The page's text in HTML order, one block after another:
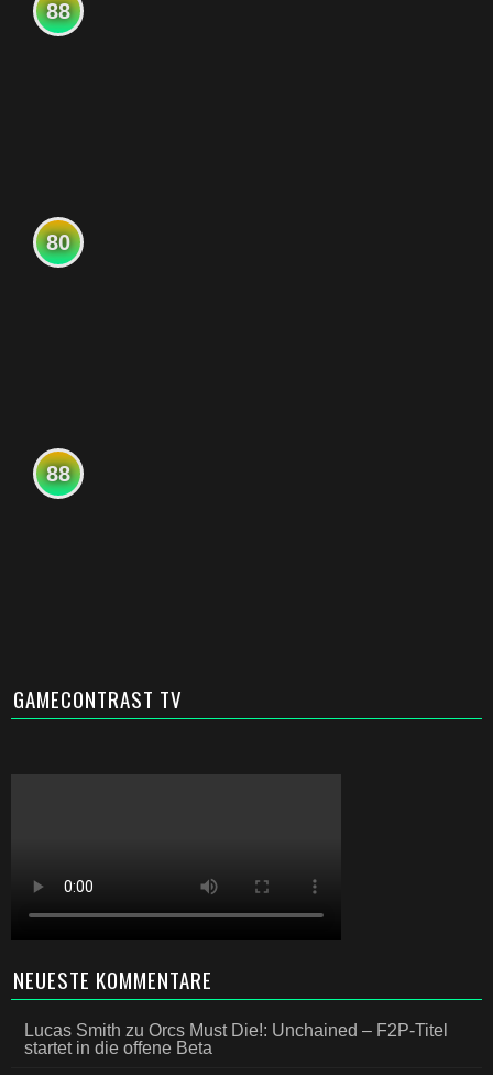
88
80
88
GAMECONTRAST TV
NEUESTE KOMMENTARE
Lucas Smith zu Orcs Must Die!: Unchained – F2P-Titel
startet in die offene Beta